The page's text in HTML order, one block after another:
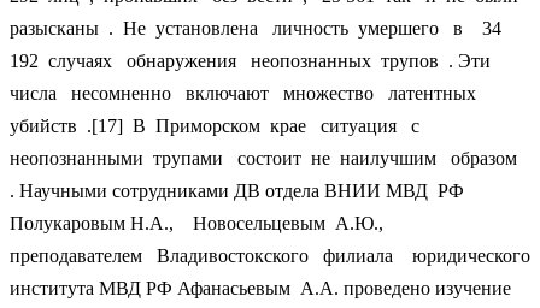
разысканы . Не установлена личность умершего в 34
192 случаях обнаружения неопознанных трупов . Эти
числа несомненно включают множество латентных
убийств .[17] В Приморском крае ситуация с
неопознанными трупами состоит не наилучшим образом
. Научными сотрудниками ДВ отдела ВНИИ МВД РФ
Полукаровым Н.А., Новосельцевым А.Ю.,
преподавателем Владивостокского филиала юридического
института МВД РФ Афанасьевым А.А. проведено изучение